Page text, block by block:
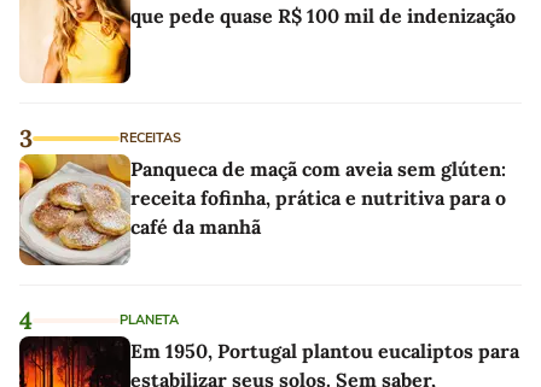
que pede quase R$ 100 mil de indenização
3 RECEITAS
Panqueca de maçã com aveia sem glúten:
receita fofinha, prática e nutritiva para o
café da manhã
4 PLANETA
Em 1950, Portugal plantou eucaliptos para
estabilizar seus solos. Sem saber,